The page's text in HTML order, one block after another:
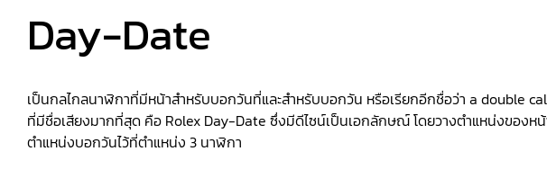
Day-Date
เป็นกลไกลนาฬิกาที่มีหน้าสำหรับบอกวันที่และสำหรับบอกวัน หรือเรียกอีกชื่อว่า a double
ที่มีชื่อเสียงมากที่สุด คือ Rolex Day-Date ซึ่งมีดีไซน์เป็นเอกลักษณ์ โดยวางตำแหน่งของห
ตำแหน่งบอกวันไว้ที่ตำแหน่ง 3 นาฬิกา